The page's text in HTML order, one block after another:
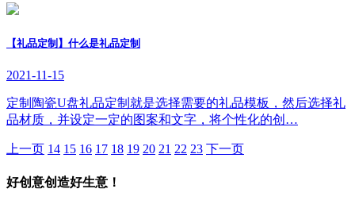
【礼品定制】什么是礼品定制
2021-11-15
定制陶瓷U盘礼品定制就是选择需要的礼品模板，然后选择礼
品材质，并设定一定的图案和文字，将个性化的创…
上一页 14 15 16 17 18 19 20 21 22 23 下一页
好创意创造好生意！